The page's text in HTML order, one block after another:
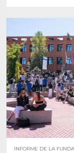
INFORME DE LA